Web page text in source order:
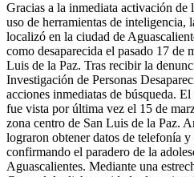
Gracias a la inmediata activación de
uso de herramientas de inteligencia,
localizó en la ciudad de
como desaparecida el pasado 17 de
Luis de la Paz. Tras recibir la
Investigación de Personas
acciones inmediatas de búsqueda.
fue vista por última vez el 15 de
zona centro de San Luis de la Paz.
lograron obtener datos de telefonía
confirmando el paradero de la
Aguascalientes. Mediante una